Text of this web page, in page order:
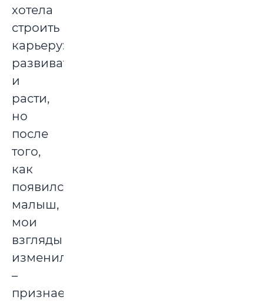
хотела
строить
карьеру:
развиваться
и
расти,
но
после
того,
как
появился
малыш,
мои
взгляды
изменились,
–
признается